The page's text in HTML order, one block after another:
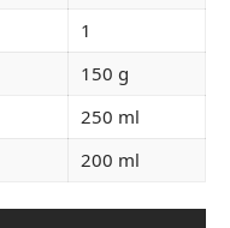
1
150 g
250 ml
200 ml